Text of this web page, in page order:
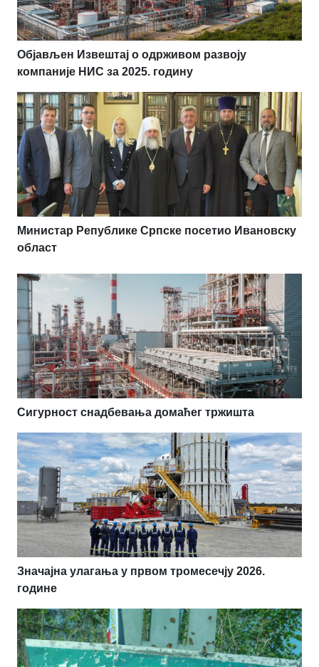
Објављен Извештај о одрживом развоју
компаније НИС за 2025. годину
Министар Републике Српске посетио Ивановску
област
Сигурност снадбевања домаћег тржишта
Значајна улагања у првом тромесечју 2026.
године